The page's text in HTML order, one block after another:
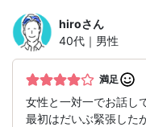
hiroさん
40代｜男性
満足
女性と一対一でお話し
最初はだいぶ緊張した